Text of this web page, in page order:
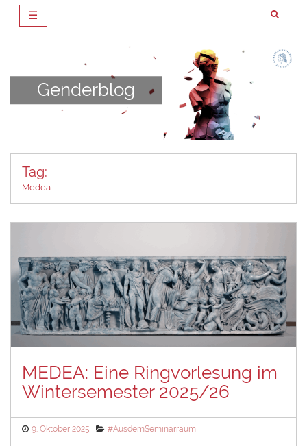
☰
Genderblog
Tag:
Medea
MEDEA: Eine Ringvorlesung im
Wintersemester 2025/26
Posted
9. Oktober 2025 Categories
#AusdemSeminarraum